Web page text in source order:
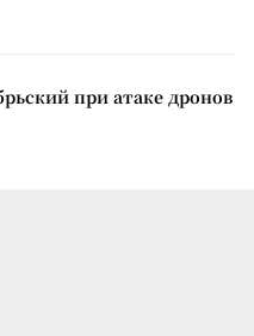
при атаке дронов